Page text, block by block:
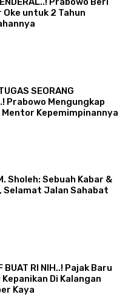
Oke untuk 2 Tahun
SEORANG
Prabowo Mengungkap
Mentor Kepemimpinannya
Sholeh: Sebuah Kabar &
Selamat Jalan Sahabat
BUAT RI NIH..! Pajak Baru
Kepanikan Di Kalangan
Kaya